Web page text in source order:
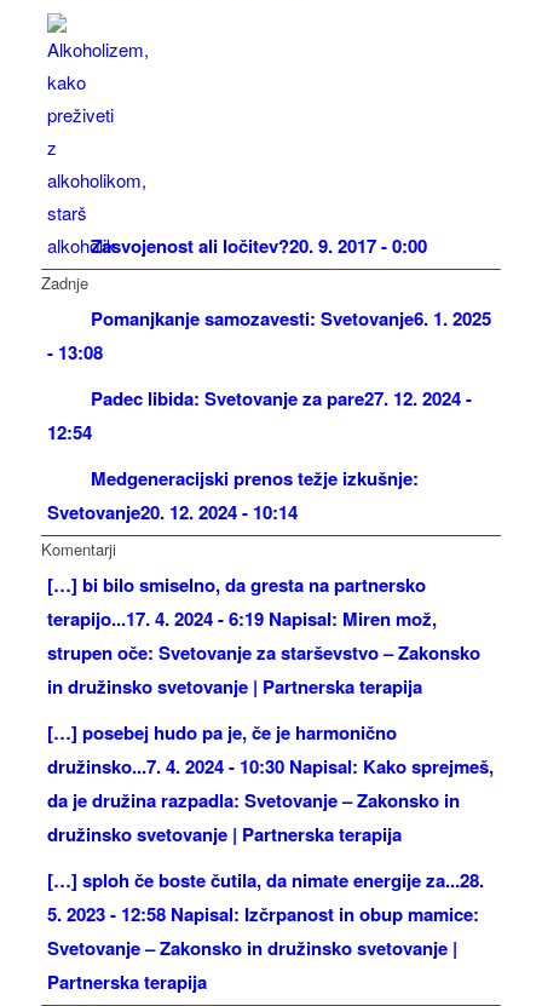
Zasvojenost ali ločitev?20. 9. 2017 - 0:00
Zadnje
Pomanjkanje samozavesti: Svetovanje6. 1. 2025
- 13:08
Padec libida: Svetovanje za pare27. 12. 2024 -
12:54
Medgeneracijski prenos težje izkušnje:
Svetovanje20. 12. 2024 - 10:14
Komentarji
[…] bi bilo smiselno, da gresta na partnersko
terapijo...17. 4. 2024 - 6:19 Napisal: Miren mož,
strupen oče: Svetovanje za starševstvo – Zakonsko
in družinsko svetovanje | Partnerska terapija
[…] posebej hudo pa je, če je harmonično
družinsko...7. 4. 2024 - 10:30 Napisal: Kako sprejmeš,
da je družina razpadla: Svetovanje – Zakonsko in
družinsko svetovanje | Partnerska terapija
[…] sploh če boste čutila, da nimate energije za...28.
5. 2023 - 12:58 Napisal: Izčrpanost in obup mamice:
Svetovanje – Zakonsko in družinsko svetovanje |
Partnerska terapija